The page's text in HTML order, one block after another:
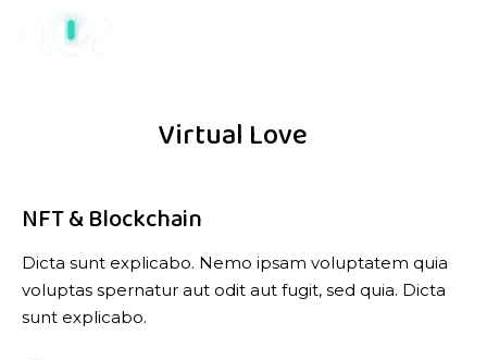
Virtual Love
NFT & Blockchain
Dicta sunt explicabo. Nemo ipsam voluptatem quia
voluptas spernatur aut odit aut fugit, sed quia. Dicta
sunt explicabo.